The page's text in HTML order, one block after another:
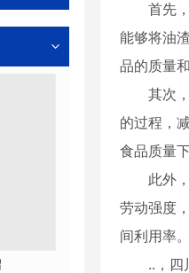
四川榨油机炒
首先
能够将油
品的质量
其次
的过程，
食品质量
此外
劳动强度
间利用率。
..，四